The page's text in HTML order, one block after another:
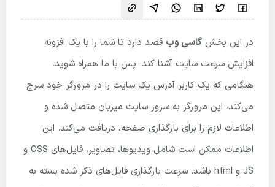
در این بخش گاسی وب قصد دارد تا شما را با یک افزونه
افزایش سرعت سایت آشنا کند. پس با ما همراه شوید.
هنگامی که یک کاربر آدرس یک سایت را در مرورگر خود سرچ
می‌کند، این مرورگر به سرور سایت میزبان متصل شده و
اطلاعات لازم را برای بارگذاری صفحه، دریافت می‌کند. این
اطلاعات ممکن است شامل ویدیوها، تصاویر، فایل‌های CSS و
JS و html باشد. سرعت بارگذاری فایل‌های ذکر شده بسته به